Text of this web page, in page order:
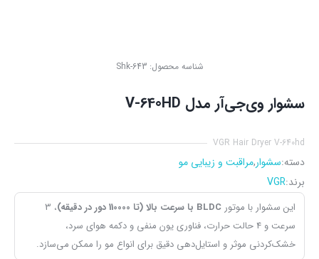
شناسه محصول:Shk-643
سشوار وی‌جی‌آر مدل V-640HD
VGR Hair Dryer V-640hd
دسته:سشوار,مراقبت و زیبایی مو
برند:VGR
این سشوار با موتور BLDC با سرعت بالا (تا 110000 دور در دقیقه)
، 3
سرعت و 4 حالت حرارت، فناوری یون منفی و دکمه هوای سرد،
خشک‌کردنی موثر و استایل‌دهی دقیق برای انواع مو را ممکن می‌سازد.